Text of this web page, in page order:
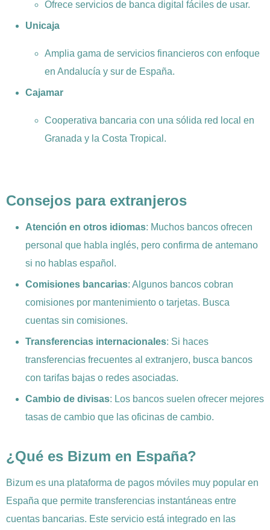
Ofrece servicios de banca digital fáciles de usar.
Unicaja
Amplia gama de servicios financieros con enfoque
en Andalucía y sur de España.
Cajamar
Cooperativa bancaria con una sólida red local en
Granada y la Costa Tropical.
Consejos para extranjeros
Atención en otros idiomas: Muchos bancos ofrecen
personal que habla inglés, pero confirma de antemano
si no hablas español.
Comisiones bancarias: Algunos bancos cobran
comisiones por mantenimiento o tarjetas. Busca
cuentas sin comisiones.
Transferencias internacionales: Si haces
transferencias frecuentes al extranjero, busca bancos
con tarifas bajas o redes asociadas.
Cambio de divisas: Los bancos suelen ofrecer mejores
tasas de cambio que las oficinas de cambio.
¿Qué es Bizum en España?
Bizum es una plataforma de pagos móviles muy popular en
España que permite transferencias instantáneas entre
cuentas bancarias. Este servicio está integrado en las